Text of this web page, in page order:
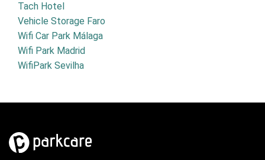
Tach Hotel
Vehicle Storage Faro
Wifi Car Park Málaga
Wifi Park Madrid
WifiPark Sevilha